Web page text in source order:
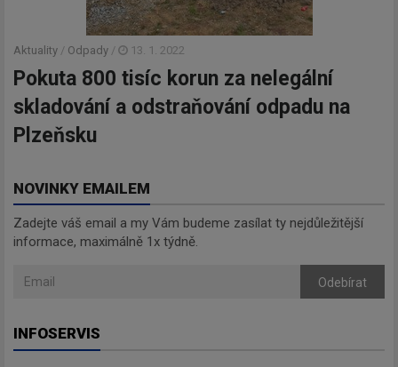
Aktuality / Odpady / 13. 1. 2022
Pokuta 800 tisíc korun za nelegální
skladování a odstraňování odpadu na
Plzeňsku
NOVINKY EMAILEM
Zadejte váš email a my Vám budeme zasílat ty nejdůležitější
informace, maximálně 1x týdně.
Odebírat
INFOSERVIS